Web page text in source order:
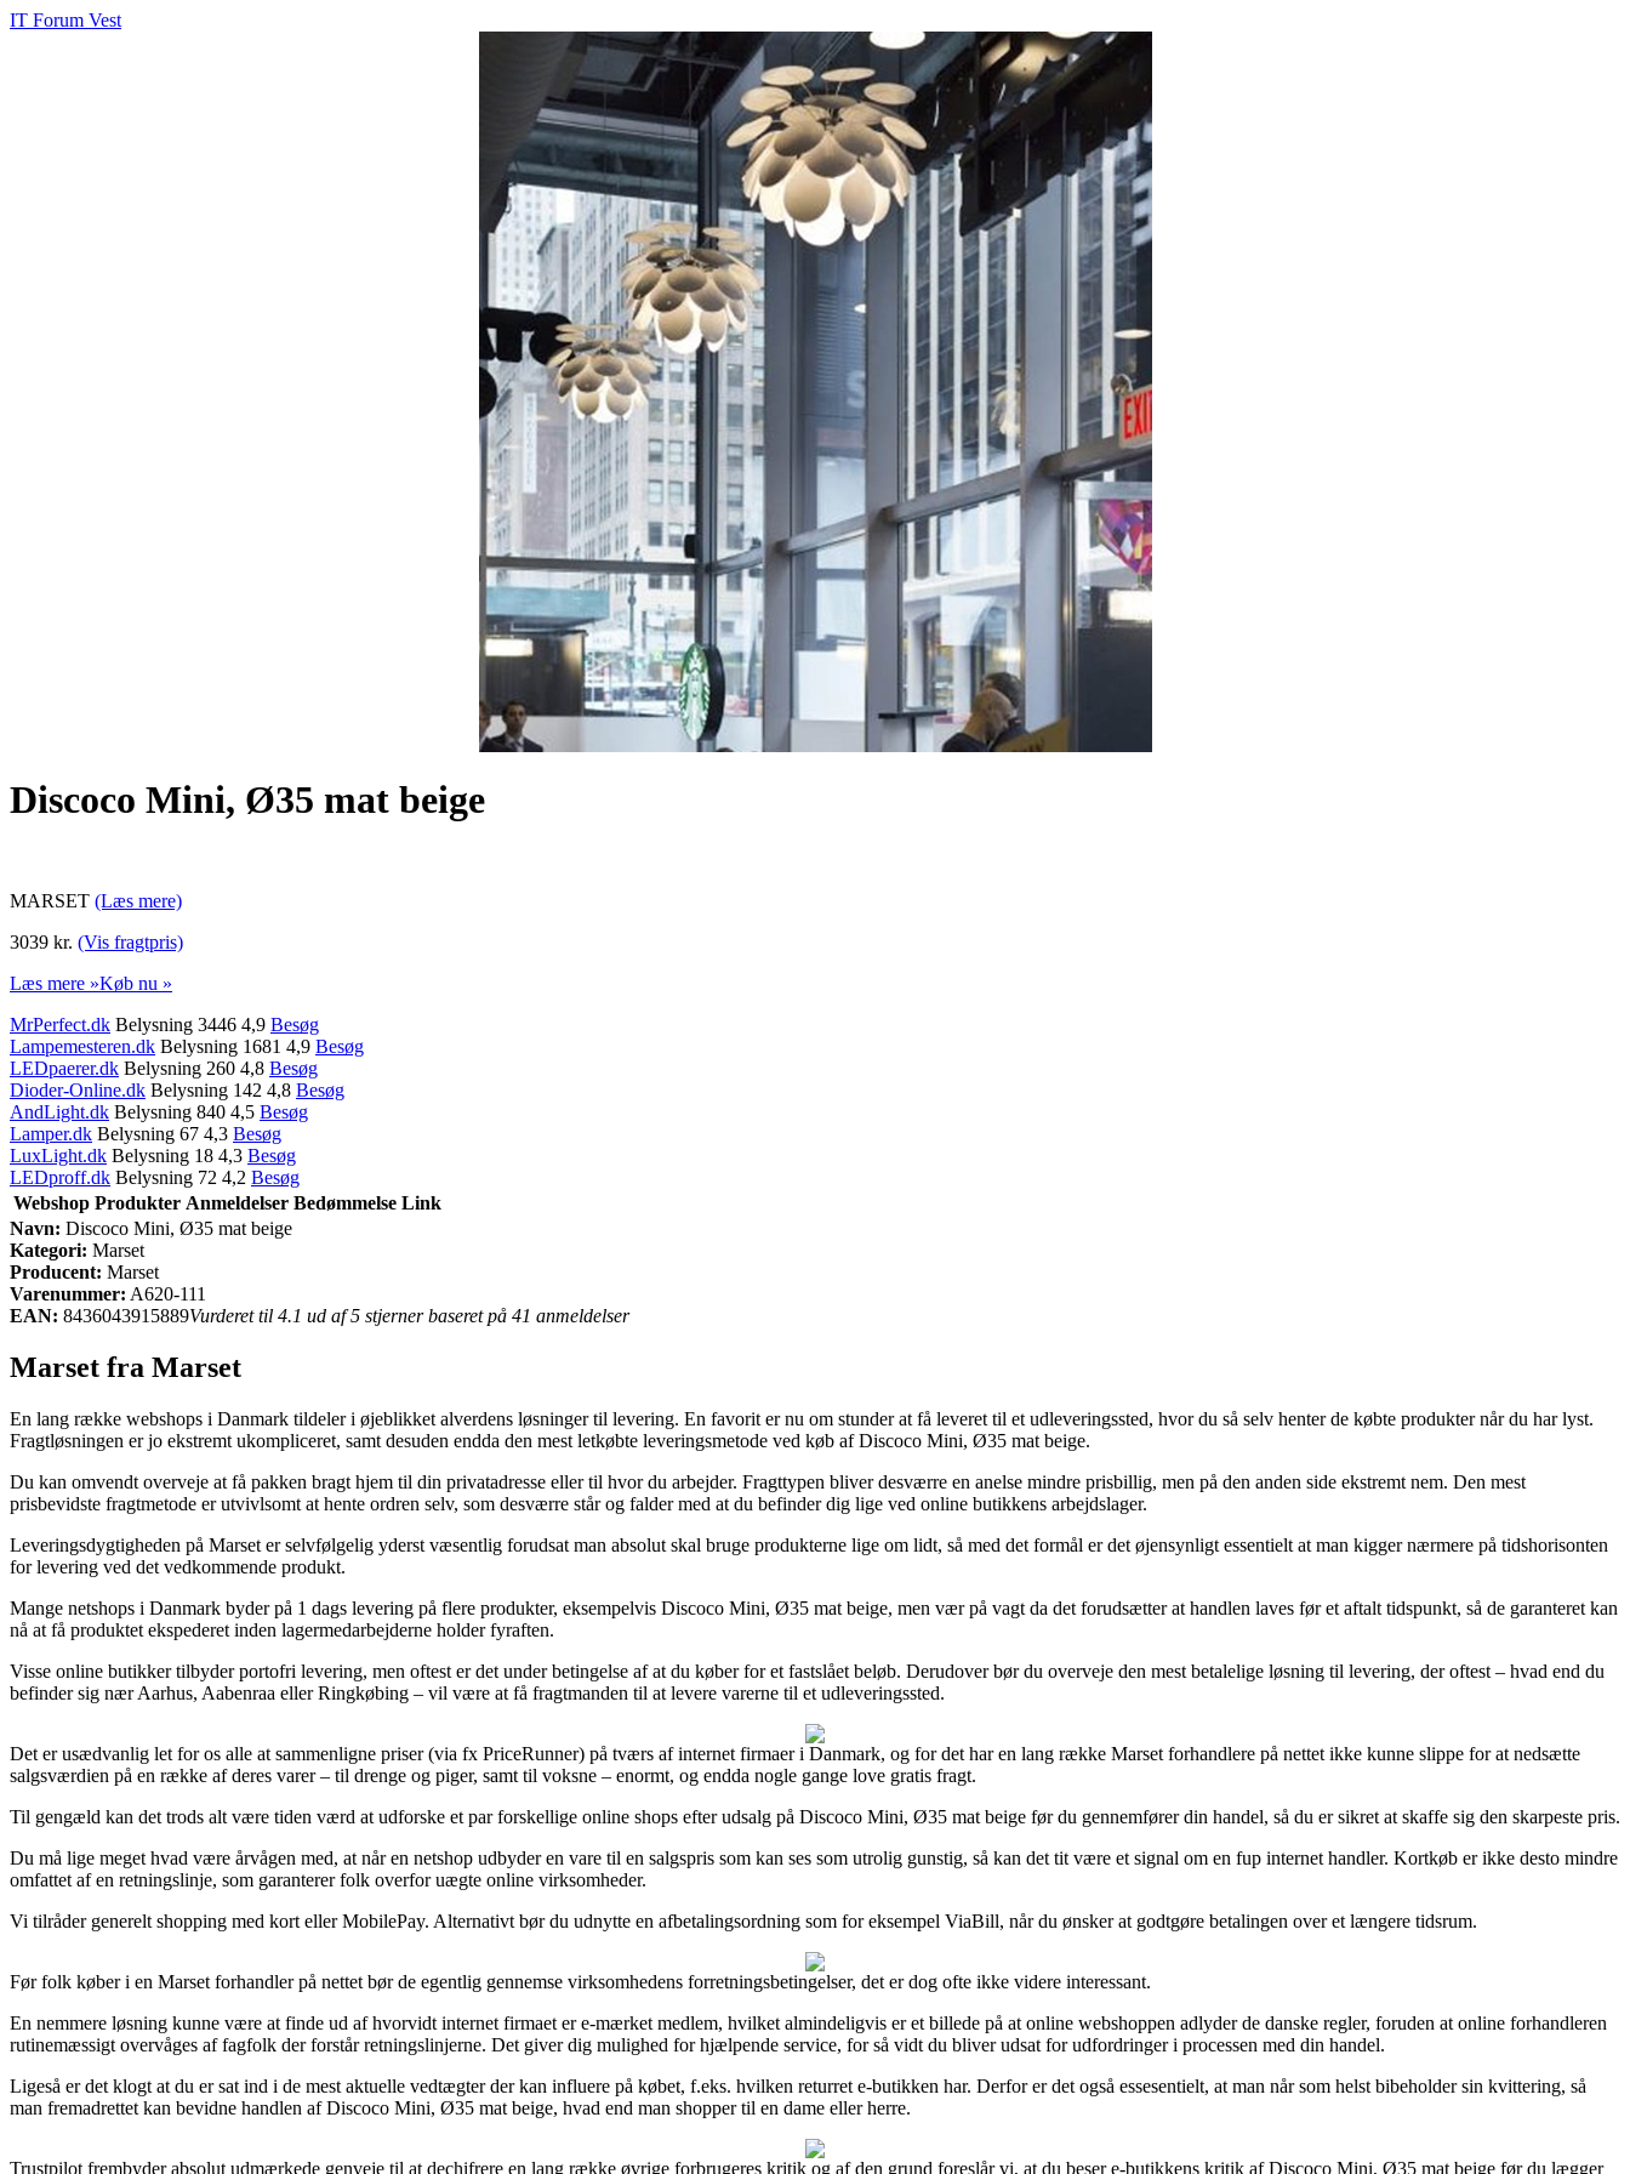
IT Forum Vest
Discoco Mini, Ø35 mat beige
MARSET (Læs mere)
3039 kr. (Vis fragtpris)
Læs mere »Køb nu »
MrPerfect.dk Belysning 3446 4,9 Besøg
Lampemesteren.dk Belysning 1681 4,9 Besøg
LEDpaerer.dk Belysning 260 4,8 Besøg
Dioder-Online.dk Belysning 142 4,8 Besøg
AndLight.dk Belysning 840 4,5 Besøg
Lamper.dk Belysning 67 4,3 Besøg
LuxLight.dk Belysning 18 4,3 Besøg
LEDproff.dk Belysning 72 4,2 Besøg
Webshop Produkter Anmeldelser Bedømmelse Link
Navn: Discoco Mini, Ø35 mat beige
Kategori: Marset
Producent: Marset
Varenummer: A620-111
EAN: 8436043915889Vurderet til 4.1 ud af 5 stjerner baseret på 41 anmeldelser
Marset fra Marset
En lang række webshops i Danmark tildeler i øjeblikket alverdens løsninger til levering. En favorit er nu om stunder at få leveret til et udleveringssted, hvor du så selv henter de købte produkter når du har lyst.
Fragtløsningen er jo ekstremt ukompliceret, samt desuden endda den mest letkøbte leveringsmetode ved køb af Discoco Mini, Ø35 mat beige.
Du kan omvendt overveje at få pakken bragt hjem til din privatadresse eller til hvor du arbejder. Fragttypen bliver desværre en anelse mindre prisbillig, men på den anden side ekstremt nem. Den mest
prisbevidste fragtmetode er utvivlsomt at hente ordren selv, som desværre står og falder med at du befinder dig lige ved online butikkens arbejdslager.
Leveringsdygtigheden på Marset er selvfølgelig yderst væsentlig forudsat man absolut skal bruge produkterne lige om lidt, så med det formål er det øjensynligt essentielt at man kigger nærmere på tidshorisonten
for levering ved det vedkommende produkt.
Mange netshops i Danmark byder på 1 dags levering på flere produkter, eksempelvis Discoco Mini, Ø35 mat beige, men vær på vagt da det forudsætter at handlen laves før et aftalt tidspunkt, så de garanteret kan
nå at få produktet ekspederet inden lagermedarbejderne holder fyraften.
Visse online butikker tilbyder portofri levering, men oftest er det under betingelse af at du køber for et fastslået beløb. Derudover bør du overveje den mest betalelige løsning til levering, der oftest – hvad end du
befinder sig nær Aarhus, Aabenraa eller Ringkøbing – vil være at få fragtmanden til at levere varerne til et udleveringssted.
Det er usædvanlig let for os alle at sammenligne priser (via fx PriceRunner) på tværs af internet firmaer i Danmark, og for det har en lang række Marset forhandlere på nettet ikke kunne slippe for at nedsætte
salgsværdien på en række af deres varer – til drenge og piger, samt til voksne – enormt, og endda nogle gange love gratis fragt.
Til gengæld kan det trods alt være tiden værd at udforske et par forskellige online shops efter udsalg på Discoco Mini, Ø35 mat beige før du gennemfører din handel, så du er sikret at skaffe sig den skarpeste pris.
Du må lige meget hvad være årvågen med, at når en netshop udbyder en vare til en salgspris som kan ses som utrolig gunstig, så kan det tit være et signal om en fup internet handler. Kortkøb er ikke desto mindre
omfattet af en retningslinje, som garanterer folk overfor uægte online virksomheder.
Vi tilråder generelt shopping med kort eller MobilePay. Alternativt bør du udnytte en afbetalingsordning som for eksempel ViaBill, når du ønsker at godtgøre betalingen over et længere tidsrum.
Før folk køber i en Marset forhandler på nettet bør de egentlig gennemse virksomhedens forretningsbetingelser, det er dog ofte ikke videre interessant.
En nemmere løsning kunne være at finde ud af hvorvidt internet firmaet er e-mærket medlem, hvilket almindeligvis er et billede på at online webshoppen adlyder de danske regler, foruden at online forhandleren
rutinemæssigt overvåges af fagfolk der forstår retningslinjerne. Det giver dig mulighed for hjælpende service, for så vidt du bliver udsat for udfordringer i processen med din handel.
Ligeså er det klogt at du er sat ind i de mest aktuelle vedtægter der kan influere på købet, f.eks. hvilken returret e-butikken har. Derfor er det også essesentielt, at man når som helst bibeholder sin kvittering, så
man fremadrettet kan bevidne handlen af Discoco Mini, Ø35 mat beige, hvad end man shopper til en dame eller herre.
Trustpilot frembyder absolut udmærkede genveje til at dechifrere en lang række øvrige forbrugeres kritik og af den grund foreslår vi, at du beser e-butikkens kritik af Discoco Mini, Ø35 mat beige før du lægger